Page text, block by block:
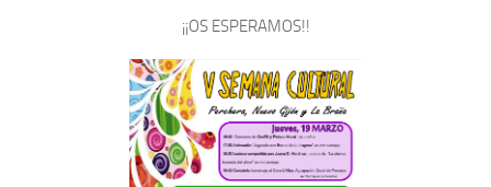
¡¡OS ESPERAMOS!!